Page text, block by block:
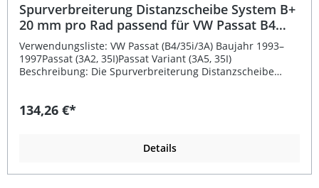
Spurverbreiterung Distanzscheibe System B+
20 mm pro Rad passend für VW Passat B4
(35i/3A)
Verwendungsliste: VW Passat (B4/35i/3A) Baujahr 1993–
1997Passat (3A2, 35I)Passat Variant (3A5, 35I)
Beschreibung: Die Spurverbreiterung Distanzscheibe
hochfestem Aluminium, das auch im Flugzeugbau
direkt an der Radnabe befestigt. Anschließend wird die
Eingepresste Stahlbuchsen gewährleisten eine
134,26 €*
Details